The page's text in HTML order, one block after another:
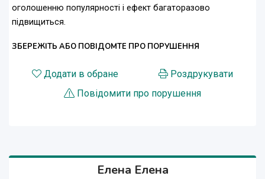
оголошенню популярності і ефект багаторазово
підвищиться.
ЗБЕРЕЖІТЬ АБО ПОВІДОМТЕ ПРО ПОРУШЕННЯ
Додати в обране
Роздрукувати
Повідомити про порушення
Елена Елена